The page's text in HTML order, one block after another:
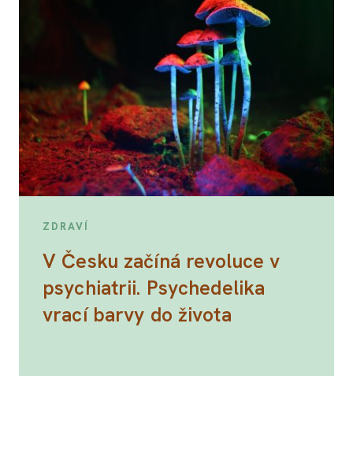
ZDRAVÍ
V Česku začíná revoluce v
psychiatrii. Psychedelika
vrací barvy do života